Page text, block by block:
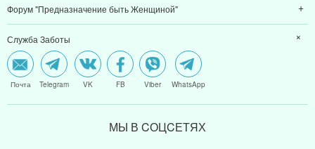
Форум "Предназначение быть Женщиной"
Служба Заботы
Почта Telegram VK FB Viber WhatsApp
МЫ В CОЦCЕТЯХ